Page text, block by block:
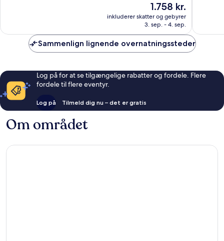
anmeldelser
Prisen
1.758 kr.
1.758 kr.
inkluderer skatter og gebyrer
3. sep. - 4. sep.
Sammenlign lignende overnatningssteder
Log på for at se tilgængelige rabatter og fordele. Flere
fordele til flere eventyr.
Log på Tilmeld dig nu – det er gratis
Om området